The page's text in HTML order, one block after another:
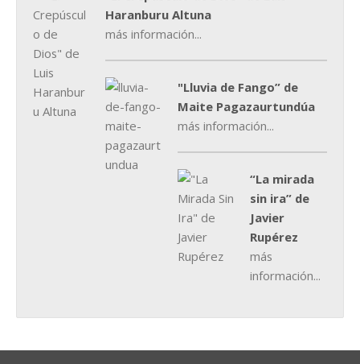
Haranburu Altuna
más información...
"Lluvia de Fango” de
Maite Pagazaurtundúa
más información...
“La mirada
sin ira” de
Javier
Rupérez
más
información...